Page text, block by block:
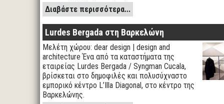
Διαβάστε περισσότερα...
Lurdes Bergada στη Βαρκελώνη
Μελέτη χώρου: dear design | design and
architecture Ένα από τα καταστήματα της
εταιρείας Lurdes Bergada / Syngman Cucala,
βρίσκεται στο δημοφιλές και πολυσύχναστο
εμπορικό κέντρο L’Illa Diagonal, στο κέντρο της
Βαρκελώνης.